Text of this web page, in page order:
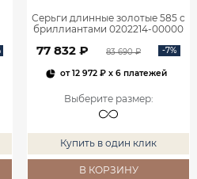
Серьги длинные золотые 585 с
бриллиантами 0202214-00000
77 832 ₽ 83 690 ₽ -7%
от12 972 ₽x 6 платежей
Выберите размер:
Купить в один клик
В КОРЗИНУ